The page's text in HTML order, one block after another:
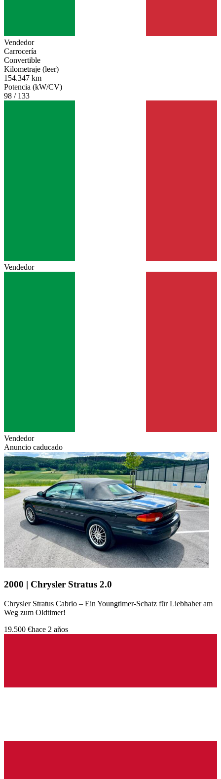
Vendedor
Carrocería
Convertible
Kilometraje (leer)
154.347 km
Potencia (kW/CV)
98 / 133
Vendedor
Vendedor
Anuncio caducado
2000 | Chrysler Stratus 2.0
Chrysler Stratus Cabrio – Ein Youngtimer-Schatz für Liebhaber am
Weg zum Oldtimer!
19.500 €hace 2 años